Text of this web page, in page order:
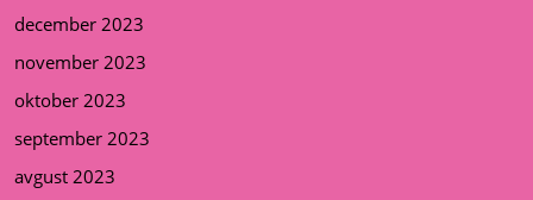
december 2023
november 2023
oktober 2023
september 2023
avgust 2023